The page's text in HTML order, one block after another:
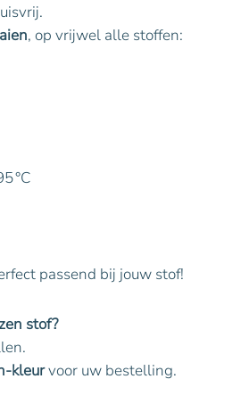
, op vrijwel alle stoffen:
°C
passend bij jouw stof!
stof?
kleurvoor uw bestelling.